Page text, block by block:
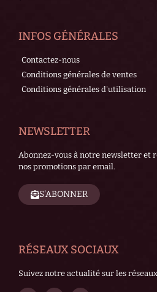
INFOS GÉNÉRALES
Contactez-nous
Conditions générales de ventes
Conditions générales d'utilisation
NEWSLETTER
Abonnez-vous à notre newsletter et
nos promotions par email.
S'ABONNER
RÉSEAUX SOCIAUX
Suivez notre actualité sur les